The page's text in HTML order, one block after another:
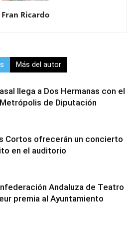
Fran Ricardo
Más del autor
llega a Dos Hermanas con el
de Diputación
Cortos ofrecerán un concierto
en el auditorio
Andaluza de Teatro
premia al Ayuntamiento